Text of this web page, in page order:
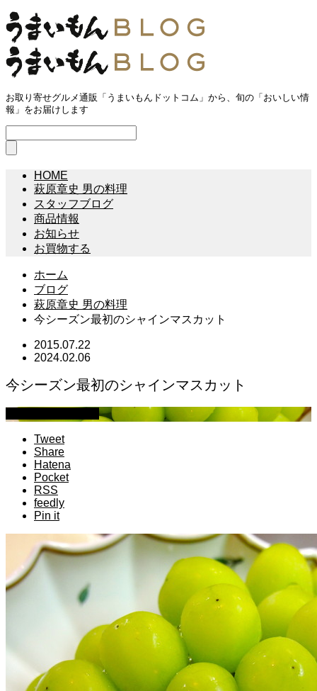
お取り寄せグルメ通販「うまいもんドットコム」から、旬の「おいしい情
報」をお届けします
HOME
萩原章史 男の料理
スタッフブログ
商品情報
お知らせ
お買物する
ホーム
ブログ
萩原章史 男の料理
今シーズン最初のシャインマスカット
2015.07.22
2024.02.06
今シーズン最初のシャインマスカット
Tweet
Share
Hatena
Pocket
RSS
feedly
Pin it